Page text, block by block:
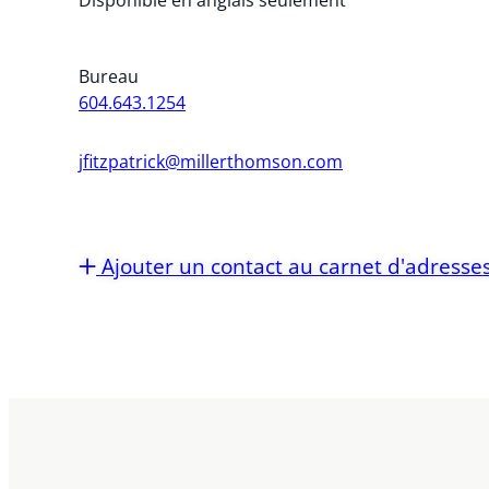
Bureau
604.643.1254
jfitzpatrick@millerthomson.com
Ajouter un contact au carnet